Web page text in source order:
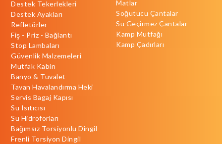
Destek Tekerlekleri
Destek Ayakları
Refletörler
Fiş - Priz - Bağlantı
Stop Lambaları
Güvenlik Malzemeleri
Mutfak Kabin
Banyo & Tuvalet
Tavan Havalandırma Heki
Servis Bagaj Kapısı
Su Isıtıcısı
Su Hidroforları
Bağımsız Torsiyonlu Dingil
Frenli Torsiyon Dingil
Matlar
Soğutucu Çantalar
Su Geçirmez Çantalar
Kamp Mutfağı
Kamp Çadırları